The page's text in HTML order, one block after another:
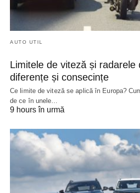
AUTO UTIL
Limitele de viteză și radarele
diferențe și consecințe
Ce limite de viteză se aplică în Europa?
de ce în unele…
9 hours în urmă